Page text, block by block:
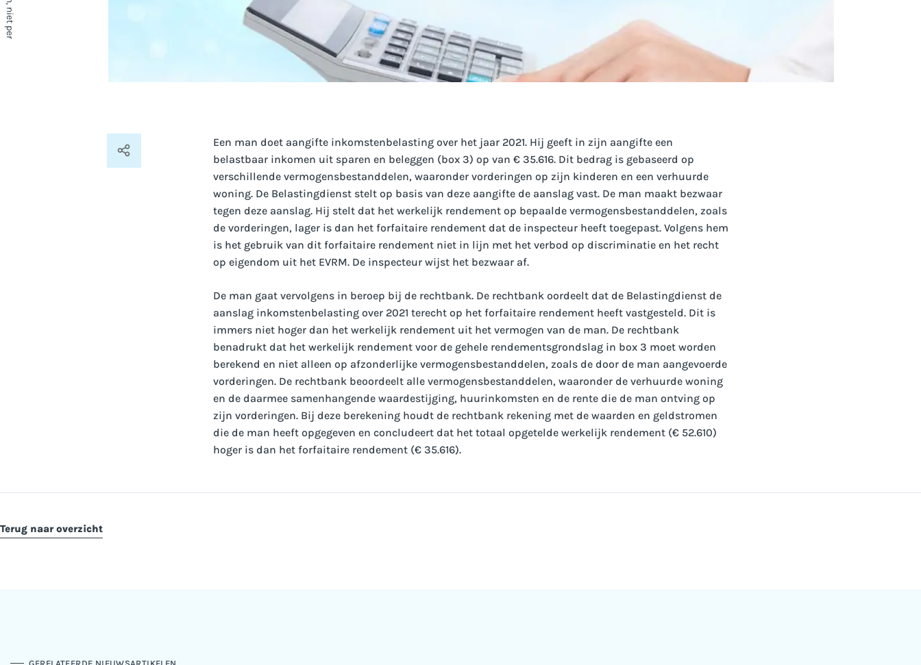
Een man doet aangifte inkomstenbelasting over het jaar 2021. Hij geeft in zijn aangifte een
belastbaar inkomen uit sparen en beleggen (box 3) op van € 35.616. Dit bedrag is gebaseerd op
verschillende vermogensbestanddelen, waaronder vorderingen op zijn kinderen en een verhuurde
woning. De Belastingdienst stelt op basis van deze aangifte de aanslag vast. De man maakt bezwaar
tegen deze aanslag. Hij stelt dat het werkelijk rendement op bepaalde vermogensbestanddelen, zoals
de vorderingen, lager is dan het forfaitaire rendement dat de inspecteur heeft toegepast. Volgens hem
is het gebruik van dit forfaitaire rendement niet in lijn met het verbod op discriminatie en het recht
op eigendom uit het EVRM. De inspecteur wijst het bezwaar af.
De man gaat vervolgens in beroep bij de rechtbank. De rechtbank oordeelt dat de Belastingdienst de
aanslag inkomstenbelasting over 2021 terecht op het forfaitaire rendement heeft vastgesteld. Dit is
immers niet hoger dan het werkelijk rendement uit het vermogen van de man. De rechtbank
benadrukt dat het werkelijk rendement voor de gehele rendementsgrondslag in box 3 moet worden
berekend en niet alleen op afzonderlijke vermogensbestanddelen, zoals de door de man aangevoerde
vorderingen. De rechtbank beoordeelt alle vermogensbestanddelen, waaronder de verhuurde woning
en de daarmee samenhangende waardestijging, huurinkomsten en de rente die de man ontving op
zijn vorderingen. Bij deze berekening houdt de rechtbank rekening met de waarden en geldstromen
die de man heeft opgegeven en concludeert dat het totaal opgetelde werkelijk rendement (€ 52.610)
hoger is dan het forfaitaire rendement (€ 35.616).
Terug naar overzicht